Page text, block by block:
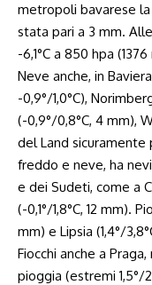
metropoli bavarese
stata pari a 3 mm.
-6,1°C a 850 hpa
Neve anche, in
-0,9°/1,0°C),
(-0,9°/0,8°C, 4 mm),
del Land sicuramente
freddo e neve, ha
e dei Sudeti, come a
(-0,1°/1,8°C, 12 mm).
mm) e Lipsia (1,4°/
Fiocchi anche a
pioggia (estremi 1,5°/